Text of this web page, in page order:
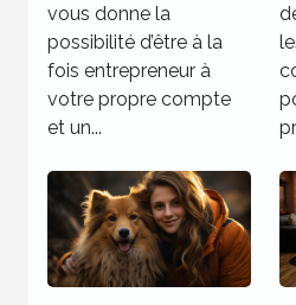
vous donne la
possibilité d’être à la
fois entrepreneur à
votre propre compte
et un...